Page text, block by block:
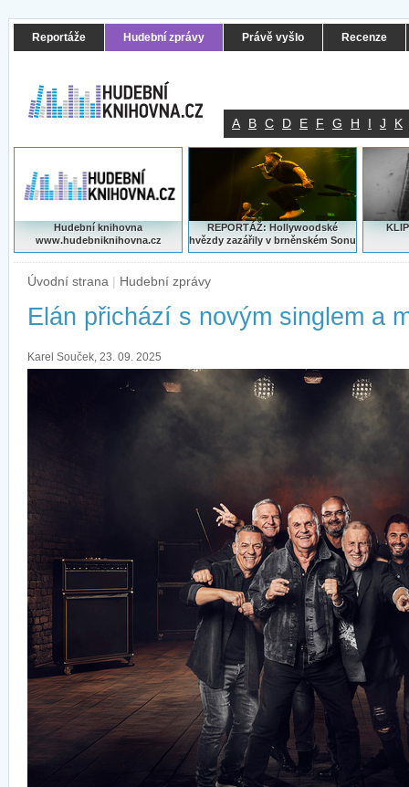
Reportáže Hudební zprávy Právě vyšlo Recenze
A B C D E F G H I J K
Hudební knihovna
www.hudebniknihovna.cz
REPORTÁŽ: Hollywoodské
hvězdy zazářily v brněnském Sonu
Úvodní strana | Hudební zprávy
Elán přichází s novým singlem a
Karel Souček, 23. 09. 2025